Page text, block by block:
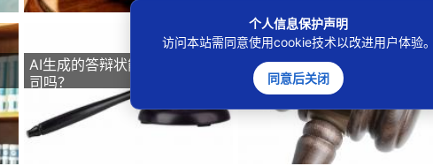
AI生成的答辩状能直接拿来打官
司吗？
AI伪造变质图骗仅退款，商家如
何追责维权？
个人信息保护声明
访问本站需同意使用cookie技术以改进用户体验。
同意后关闭